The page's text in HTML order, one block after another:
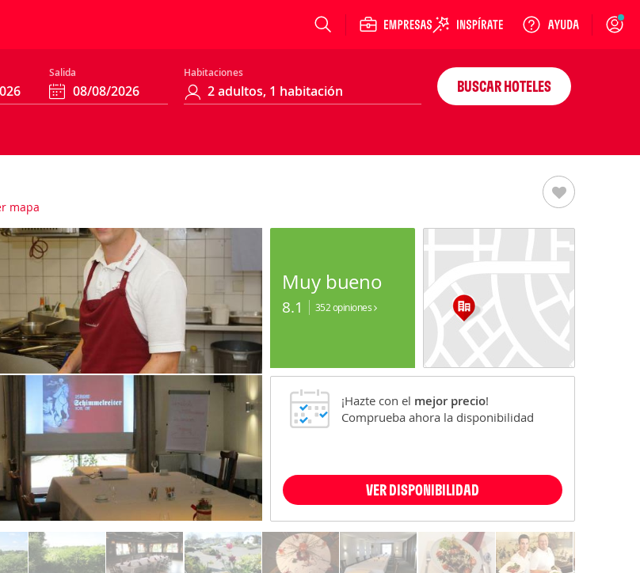
Login
Salida Habitaciones
BUSCAR HOTELES
mapa
Muy bueno
8.1 352 opiniones
¡Hazte con el mejor precio!
Comprueba ahora la disponibilidad
VER DISPONIBILIDAD